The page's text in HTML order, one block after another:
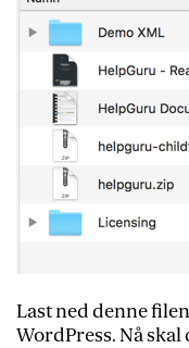
Last ned denne
WordPress. Nå skal